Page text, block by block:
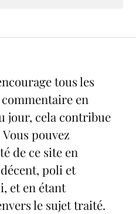
tous les
en
jour, cela contribue
pouvez
de ce site en
poli et
et en étant
le sujet traité.